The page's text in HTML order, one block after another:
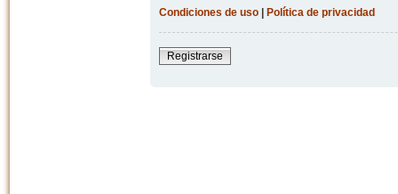
Condiciones de uso| Política de privacidad
Registrarse